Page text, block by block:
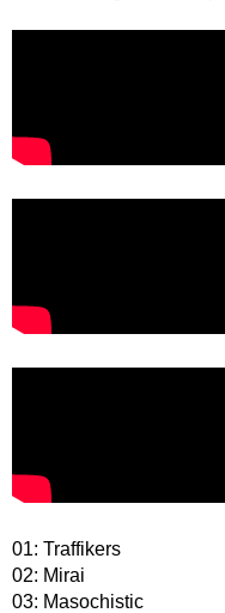
01: Traffikers
02: Mirai
03: Masochistic